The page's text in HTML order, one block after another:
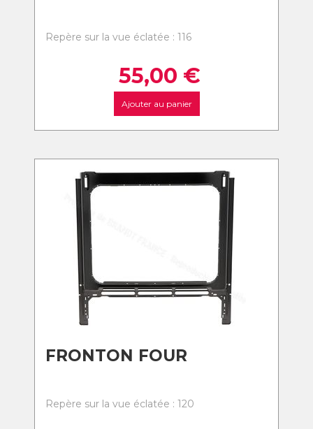
Repère sur la vue éclatée : 116
55,00 €
Ajouter au panier
FRONTON FOUR
Repère sur la vue éclatée : 120